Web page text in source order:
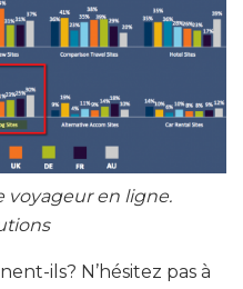
voyageur en ligne.
ils? N’hésitez pas à